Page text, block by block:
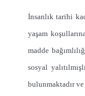
İnsanlık tarihi
yaşam
madde
sosyal
bulunmaktadır